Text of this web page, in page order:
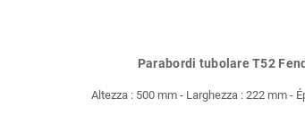
Parabordi tubolare T52
Altezza : 500 mm - Larghezza : 222 mm -